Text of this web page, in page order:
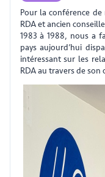
Pour la conférence
RDA et ancien
1983 à 1988, nous a
pays aujourd’hui
intéressant sur les
RDA au travers de